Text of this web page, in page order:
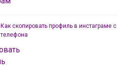
Как скопировать профиль в инстаграме с
телефона